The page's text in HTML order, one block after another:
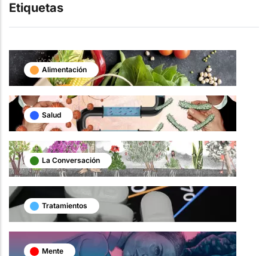
Etiquetas
Alimentación
Salud
La Conversación
Tratamientos
Mente